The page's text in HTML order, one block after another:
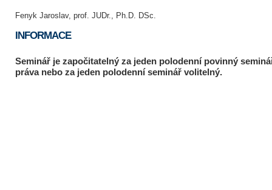
Fenyk Jaroslav, prof. JUDr., Ph.D. DSc.
INFORMACE
Seminář je započitatelný za jeden polodenní povinný
práva nebo za jeden polodenní seminář volitelný.